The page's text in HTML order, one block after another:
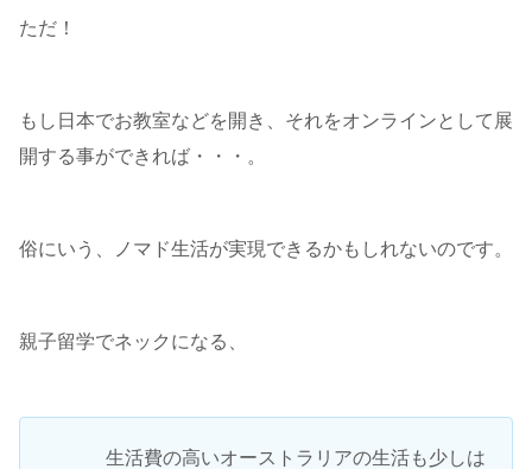
ただ！
もし日本でお教室などを開き、それをオンラインとして展
開する事ができれば・・・。
俗にいう、ノマド生活が実現できるかもしれないのです。
親子留学でネックになる、
生活費の高いオーストラリアの生活も少しは